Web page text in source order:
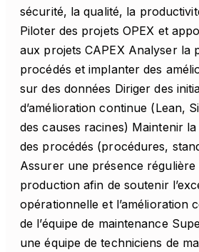
sécurité, la qualité, la
Piloter des projets OPEX et
aux projets CAPEX Analyser la
procédés et implanter des
sur des données Diriger des
d’amélioration continue (Lean,
des causes racines) Maintenir
des procédés (procédures,
Assurer une présence
production afin de soutenir
opérationnelle et l’amélioration
de l’équipe de maintenance
une équipe de techniciens de